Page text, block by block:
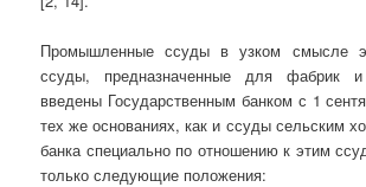
Промышленные ссуды в узком смысле
ссуды, предназначенные для фабрик
введены Государственным банком с 1
тех же основаниях, как и ссуды сельским
банка специально по отношению к этим
только следующие положения: